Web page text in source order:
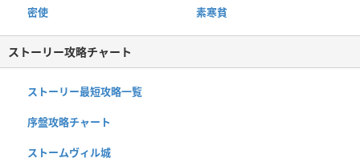
密使 素寒貧
ストーリー攻略チャート
ストーリー最短攻略一覧
序盤攻略チャート
ストームヴィル城